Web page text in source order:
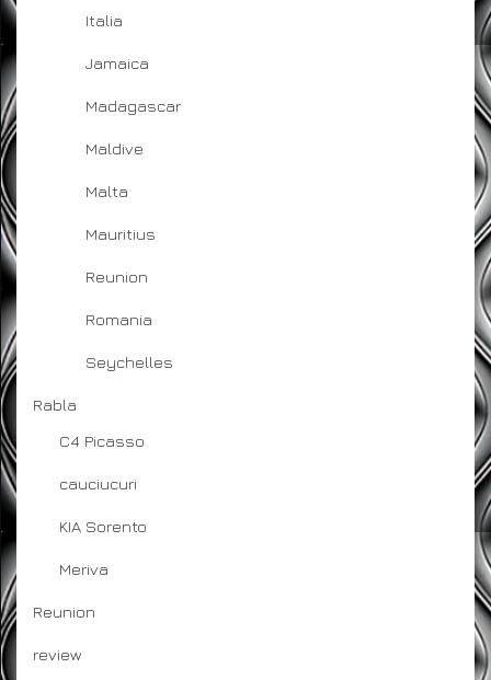
Italia
Jamaica
Madagascar
Maldive
Malta
Mauritius
Reunion
Romania
Seychelles
Rabla
C4 Picasso
cauciucuri
KIA Sorento
Meriva
Reunion
review